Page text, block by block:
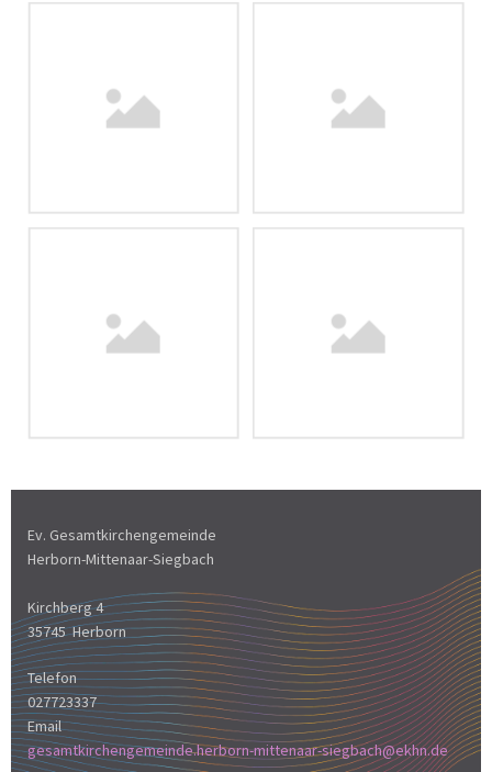
Ev. Gesamtkirchengemeinde
Herborn-Mittenaar-Siegbach
Kirchberg 4
35745 Herborn
Telefon
027723337
Email
gesamtkirchengemeinde.herborn-mittenaar-siegbach@ekhn.de